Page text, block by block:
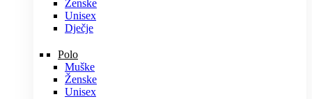
Ženske
Unisex
Dječje
Polo
Muške
Ženske
Unisex